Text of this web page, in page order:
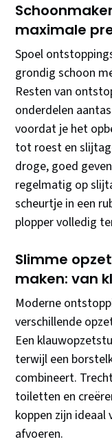
maximale
Spoel
grondig schoon
Resten van
onderdelen
voordat je het
tot roest en
droge, goed
regelmatig op
scheurtje in een
plopper volledig
Slimme
maken: van
Moderne
verschillende
Een
terwijl een
combineert.
toiletten en
koppen zijn ideaal
afvoeren.